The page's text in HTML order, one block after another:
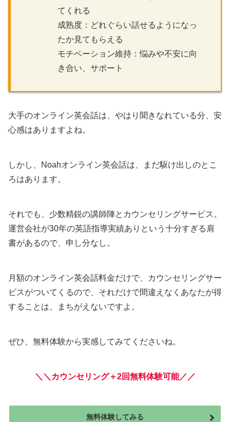
てくれる
成熟度：どれぐらい話せるようになっ
たか見てもらえる
モチベーション維持：悩みや不安に向
き合い、サポート
大手のオンライン英会話は、やはり聞きなれている分、安
心感はありますよね。
しかし、Noahオンライン英会話は、まだ駆け出しのとこ
ろはあります。
それでも、少数精鋭の講師陣とカウンセリングサービス。
運営会社が30年の英語指導実績ありという十分すぎる肩
書があるので、申し分なし。
月額のオンライン英会話料金だけで、カウンセリングサー
ビスがついてくるので、それだけで間違えなくあなたが得
することは、まちがえないですよ。
ぜひ、無料体験から実感してみてくださいね。
＼＼カウンセリング＋2回無料体験可能／／
無料体験してみる